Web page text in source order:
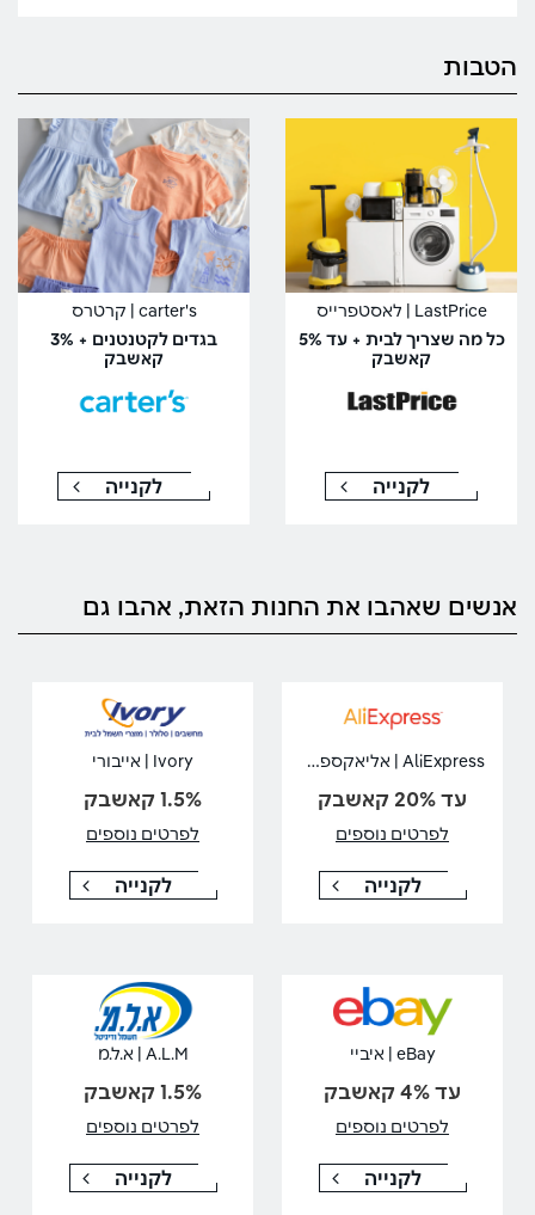
הטבות
LastPrice | לאסטפרייס
כל מה שצריך לבית + עד 5%
קאשבק
לקנייה
carter's | קרטרס
בגדים לקטנטנים + 3%
קאשבק
לקנייה
אנשים שאהבו את החנות הזאת, אהבו גם
AliExpress | אליאקספרס
עד 20% קאשבק
לפרטים נוספים
לקנייה
Ivory | אייבורי
1.5% קאשבק
לפרטים נוספים
לקנייה
eBay | איביי
עד 4% קאשבק
לפרטים נוספים
לקנייה
A.L.M | א.ל.מ
1.5% קאשבק
לפרטים נוספים
לקנייה